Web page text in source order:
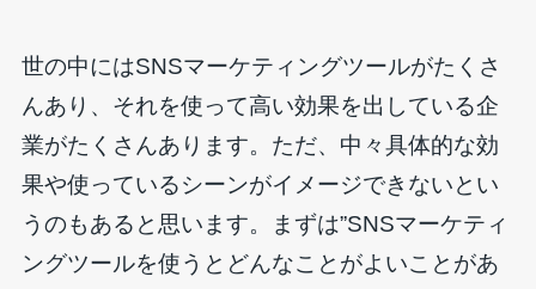
世の中にはSNSマーケティングツールがたくさ
んあり、それを使って高い効果を出している企
業がたくさんあります。ただ、中々具体的な効
果や使っているシーンがイメージできないとい
うのもあると思います。まずは”SNSマーケティ
ングツールを使うとどんなことがよいことがあ